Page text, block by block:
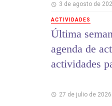
3 de agosto de
ACTIVIDADES
Última
agenda de
actividades
27 de julio de 2026